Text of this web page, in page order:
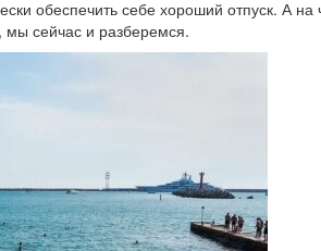
обеспечить себе хороший отпуск. А на
мы сейчас и разберемся.